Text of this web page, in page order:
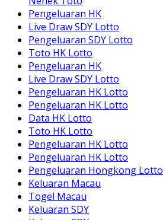
Pengeluaran HK
Live Draw SDY Lotto
Pengeluaran SDY Lotto
Toto HK Lotto
Pengeluaran HK
Live Draw SDY Lotto
Pengeluaran HK Lotto
Pengeluaran HK Lotto
Data HK Lotto
Toto HK Lotto
Pengeluaran HK Lotto
Pengeluaran HK Lotto
Pengeluaran Hongkong Lotto
Keluaran Macau
Togel Macau
Keluaran SDY